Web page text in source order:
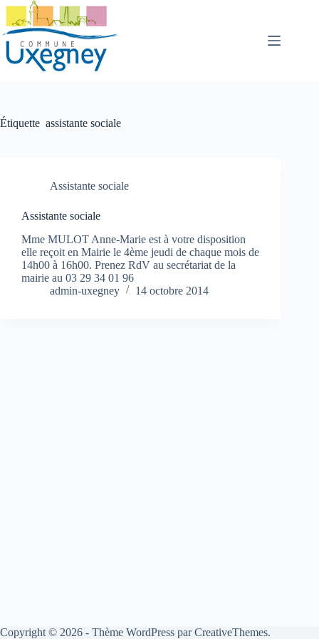
Passer
contenu
Étiquette assistante sociale
Assistante sociale
Assistante sociale
Mme MULOT Anne-Marie est à votre disposition
elle reçoit en Mairie le 4ème jeudi de chaque mois de
14h00 à 16h00. Prenez RdV au secrétariat de la
mairie au 03 29 34 01 96
admin-uxegney
14 octobre 2014
Copyright © 2026 - Thème WordPress parCreativeThemes.